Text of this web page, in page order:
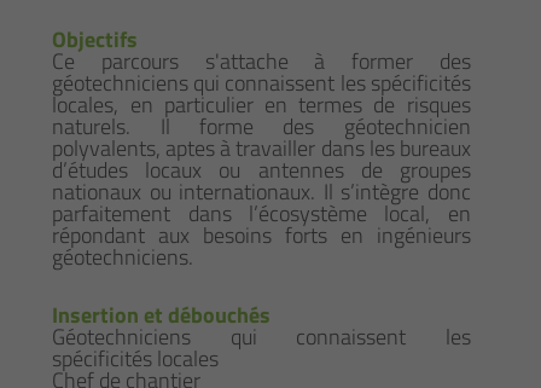
Objectifs
Ce parcours s'attache à former des
géotechniciens qui connaissent les spécificités
locales, en particulier en termes de risques
naturels. Il forme des géotechnicien
polyvalents, aptes à travailler dans les bureaux
d’études locaux ou antennes de groupes
nationaux ou internationaux. Il s’intègre donc
parfaitement dans l’écosystème local, en
répondant aux besoins forts en ingénieurs
géotechniciens.
Insertion et débouchés
Géotechniciens qui connaissent les
spécificités locales
Chef de chantier